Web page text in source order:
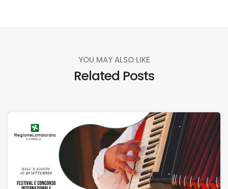
YOU MAY ALSO LIKE
Related Posts